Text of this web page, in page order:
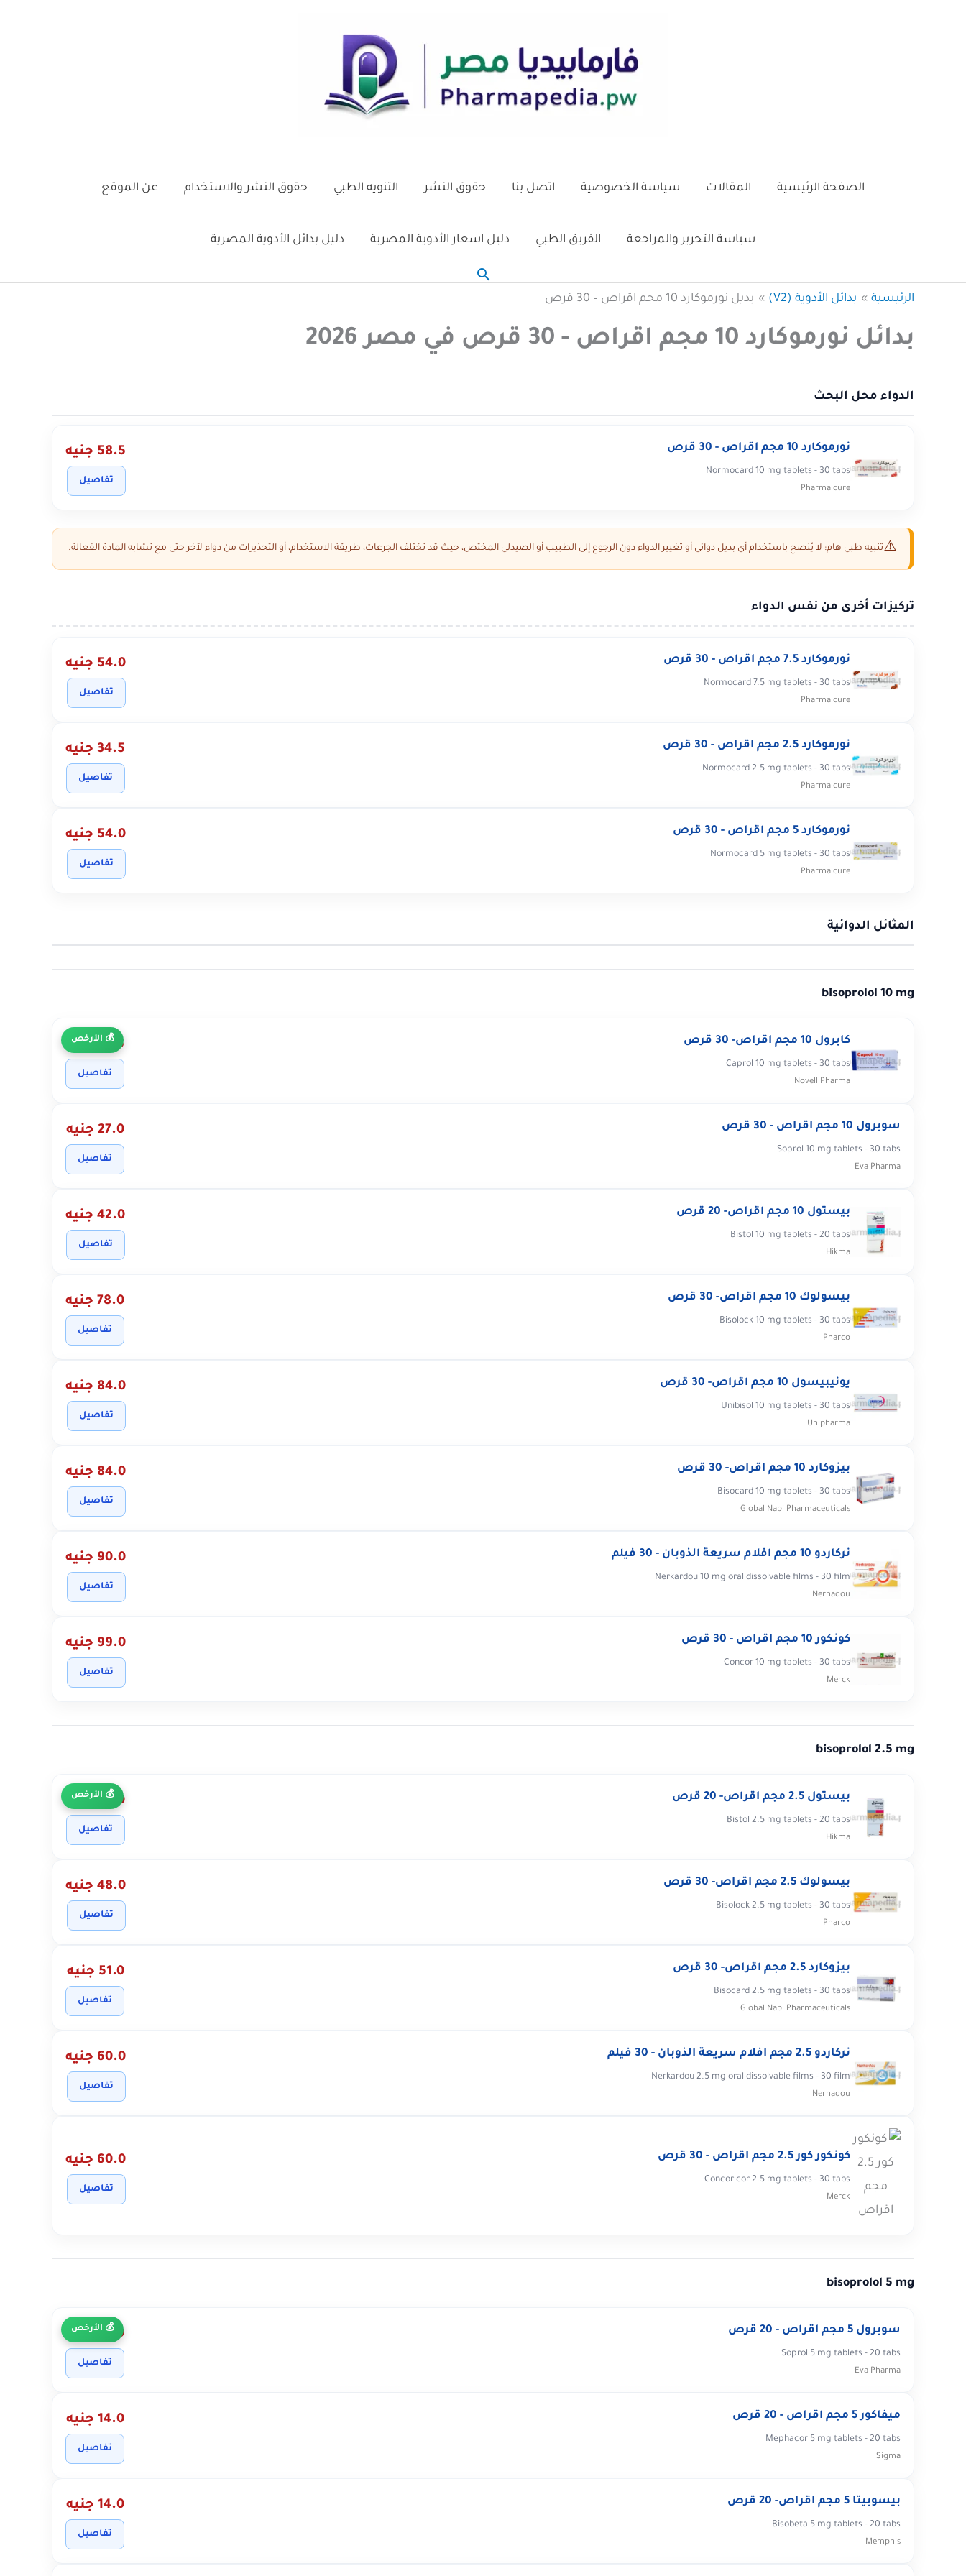
الصفحة الرئيسية المقالات سياسة الخصوصية اتصل بنا حقوق النشر التنويه الطبي حقوق النشر والاستخدام عن الموقع
سياسة التحرير والمراجعة الفريق الطبي دليل اسعار الأدوية المصرية دليل بدائل الأدوية المصرية
البحث
الرئيسية بدائل الأدوية (V2) بديل نورموكارد 10 مجم اقراص – 30 قرص
بدائل نورموكارد 10 مجم اقراص - 30 قرص في مصر 2026
الدواء محل البحث
نورموكارد 10 مجم اقراص - 30 قرص
Normocard 10 mg tablets - 30 tabs
Pharma cure
58.5 جنيه
تفاصيل
تنبيه طبي هام: لا يُنصح باستخدام أي بديل دوائي أو تغيير الدواء دون الرجوع إلى الطبيب أو الصيدلي المختص، حيث قد تختلف الجرعات، طريقة الاستخدام، أو التحذيرات من دواء لآخر حتى مع تشابه المادة الفعالة.
تركيزات أخرى من نفس الدواء
نورموكارد 7.5 مجم اقراص - 30 قرص
Normocard 7.5 mg tablets - 30 tabs
Pharma cure
54.0 جنيه
تفاصيل
نورموكارد 2.5 مجم اقراص - 30 قرص
Normocard 2.5 mg tablets - 30 tabs
Pharma cure
34.5 جنيه
تفاصيل
نورموكارد 5 مجم اقراص - 30 قرص
Normocard 5 mg tablets - 30 tabs
Pharma cure
54.0 جنيه
تفاصيل
المثائل الدوائية
bisoprolol 10 mg
الأرخص كابرول 10 مجم اقراص- 30 قرص
Caprol 10 mg tablets - 30 tabs
Novell Pharma
22.5 جنيه
تفاصيل
سوبرول 10 مجم اقراص - 30 قرص
Soprol 10 mg tablets - 30 tabs
Eva Pharma
27.0 جنيه
تفاصيل
بيستول 10 مجم اقراص- 20 قرص
Bistol 10 mg tablets - 20 tabs
Hikma
42.0 جنيه
تفاصيل
بيسولوك 10 مجم اقراص- 30 قرص
Bisolock 10 mg tablets - 30 tabs
Pharco
78.0 جنيه
تفاصيل
يونيبيسول 10 مجم اقراص- 30 قرص
Unibisol 10 mg tablets - 30 tabs
Unipharma
84.0 جنيه
تفاصيل
بيزوكارد 10 مجم اقراص- 30 قرص
Bisocard 10 mg tablets - 30 tabs
Global Napi Pharmaceuticals
84.0 جنيه
تفاصيل
نركاردو 10 مجم افلام سريعة الذوبان - 30 فيلم
Nerkardou 10 mg oral dissolvable films - 30 film
Nerhadou
90.0 جنيه
تفاصيل
كونكور 10 مجم اقراص - 30 قرص
Concor 10 mg tablets - 30 tabs
Merck
99.0 جنيه
تفاصيل
bisoprolol 2.5 mg
الأرخص بيستول 2.5 مجم اقراص- 20 قرص
Bistol 2.5 mg tablets - 20 tabs
Hikma
28.0 جنيه
تفاصيل
بيسولوك 2.5 مجم اقراص- 30 قرص
Bisolock 2.5 mg tablets - 30 tabs
Pharco
48.0 جنيه
تفاصيل
بيزوكارد 2.5 مجم اقراص- 30 قرص
Bisocard 2.5 mg tablets - 30 tabs
Global Napi Pharmaceuticals
51.0 جنيه
تفاصيل
نركاردو 2.5 مجم افلام سريعة الذوبان - 30 فيلم
Nerkardou 2.5 mg oral dissolvable films - 30 film
Nerhadou
60.0 جنيه
تفاصيل
كونكور كور 2.5 مجم اقراص - 30 قرص
Concor cor 2.5 mg tablets - 30 tabs
Merck
60.0 جنيه
تفاصيل
bisoprolol 5 mg
الأرخص سوبرول 5 مجم اقراص - 20 قرص
Soprol 5 mg tablets - 20 tabs
Eva Pharma
14.0 جنيه
تفاصيل
ميفاكور 5 مجم اقراص - 20 قرص
Mephacor 5 mg tablets - 20 tabs
Sigma
14.0 جنيه
تفاصيل
بيسوبيتا 5 مجم اقراص- 20 قرص
Bisobeta 5 mg tablets - 20 tabs
Memphis
14.0 جنيه
تفاصيل